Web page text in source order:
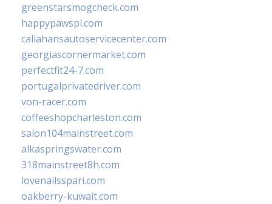
greenstarsmogcheck.com
happypawspl.com
callahansautoservicecenter.com
georgiascornermarket.com
perfectfit24-7.com
portugalprivatedriver.com
von-racer.com
coffeeshopcharleston.com
salon104mainstreet.com
alkaspringswater.com
318mainstreet8h.com
lovenailsspari.com
oakberry-kuwait.com